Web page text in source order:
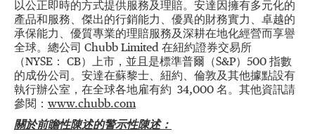
以公正即時的方式提供服務及理賠。安達因擁有多元化的
產品和服務、傑出的行銷能力、優異的財務實力、卓越的
承保能力、優質專業的理賠服務及深耕在地化經營而享譽
全球。總公司 Chubb Limited 在紐約證券交易所
（NYSE： CB）上市，並且是標準普爾（S&P）500 指數
的成份公司。安達在蘇黎士、紐約、倫敦及其他據點設有
執行辦公室，在全球各地雇有約 34,000 名。其他資訊請
參閱： www.chubb.com
關於前瞻性陳述的警示性陳述：